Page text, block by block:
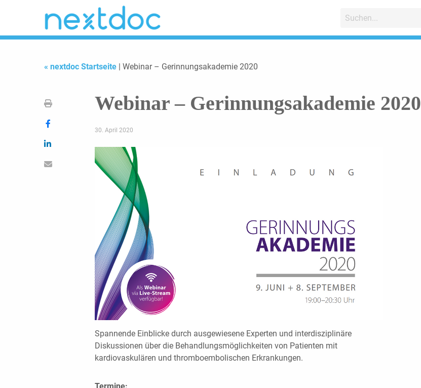
« nextdoc Startseite | Webinar – Gerinnungsakademie 2020
Webinar – Gerinnungsakademie 2020
30. April 2020
Spannende Einblicke durch ausgewiesene Experten und interdisziplinäre
Diskussionen über die Behandlungsmöglichkeiten von Patienten mit
kardiovaskulären und thromboembolischen Erkrankungen.